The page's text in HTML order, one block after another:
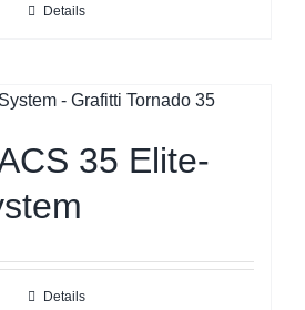
Details
35 Elite-
Details